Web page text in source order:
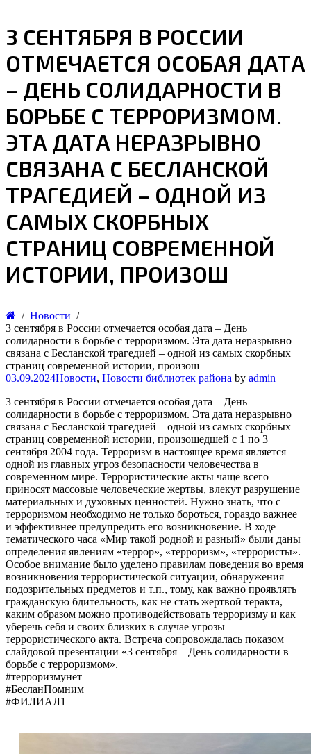
3 СЕНТЯБРЯ В РОССИИ
ОТМЕЧАЕТСЯ ОСОБАЯ ДАТА
– ДЕНЬ СОЛИДАРНОСТИ В
БОРЬБЕ С ТЕРРОРИЗМОМ.
ЭТА ДАТА НЕРАЗРЫВНО
СВЯЗАНА С БЕСЛАНСКОЙ
ТРАГЕДИЕЙ – ОДНОЙ ИЗ
САМЫХ СКОРБНЫХ
СТРАНИЦ СОВРЕМЕННОЙ
ИСТОРИИ, ПРОИЗОШ
Новости
3 сентября в России отмечается особая дата – День
солидарности в борьбе с терроризмом. Эта дата неразрывно
связана с Бесланской трагедией – одной из самых скорбных
страниц современной истории, произош
03.09.2024Новости, Новости библиотек района by admin
3 сентября в России отмечается особая дата – День
солидарности в борьбе с терроризмом. Эта дата неразрывно
связана с Бесланской трагедией – одной из самых скорбных
страниц современной истории, произошедшей с 1 по 3
сентября 2004 года. Терроризм в настоящее время является
одной из главных угроз безопасности человечества в
современном мире. Террористические акты чаще всего
приносят массовые человеческие жертвы, влекут разрушение
материальных и духовных ценностей. Нужно знать, что с
терроризмом необходимо не только бороться, гораздо важнее
и эффективнее предупредить его возникновение. В ходе
тематического часа «Мир такой родной и разный» были даны
определения явлениям «террор», «терроризм», «террористы».
Особое внимание было уделено правилам поведения во время
возникновения террористической ситуации, обнаружения
подозрительных предметов и т.п., тому, как важно проявлять
гражданскую бдительность, как не стать жертвой теракта,
каким образом можно противодействовать терроризму и как
уберечь себя и своих близких в случае угрозы
террористического акта. Встреча сопровождалась показом
слайдовой презентации «3 сентября – День солидарности в
борьбе с терроризмом».
#терроризмунет
#БесланПомним
#ФИЛИАЛ1